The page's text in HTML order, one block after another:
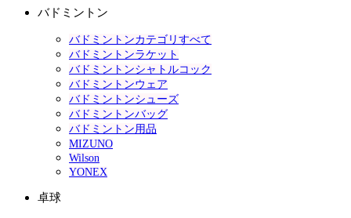
バドミントン
バドミントンカテゴリすべて
バドミントンラケット
バドミントンシャトルコック
バドミントンウェア
バドミントンシューズ
バドミントンバッグ
バドミントン用品
MIZUNO
Wilson
YONEX
卓球